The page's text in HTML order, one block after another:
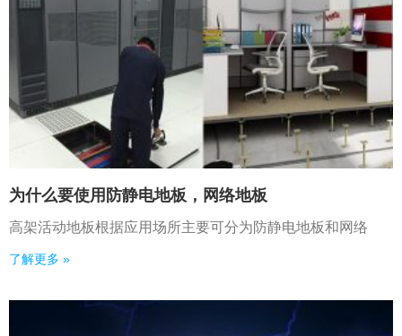
为什么要使用防静电地板，网络地板
高架活动地板根据应用场所主要可分为防静电地板和网络
了解更多 »